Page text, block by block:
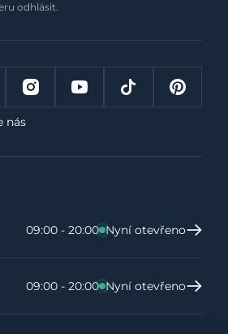
odhlásit.
nás
09:00 - 20:00 Nyní otevřeno
09:00 - 20:00 Nyní otevřeno